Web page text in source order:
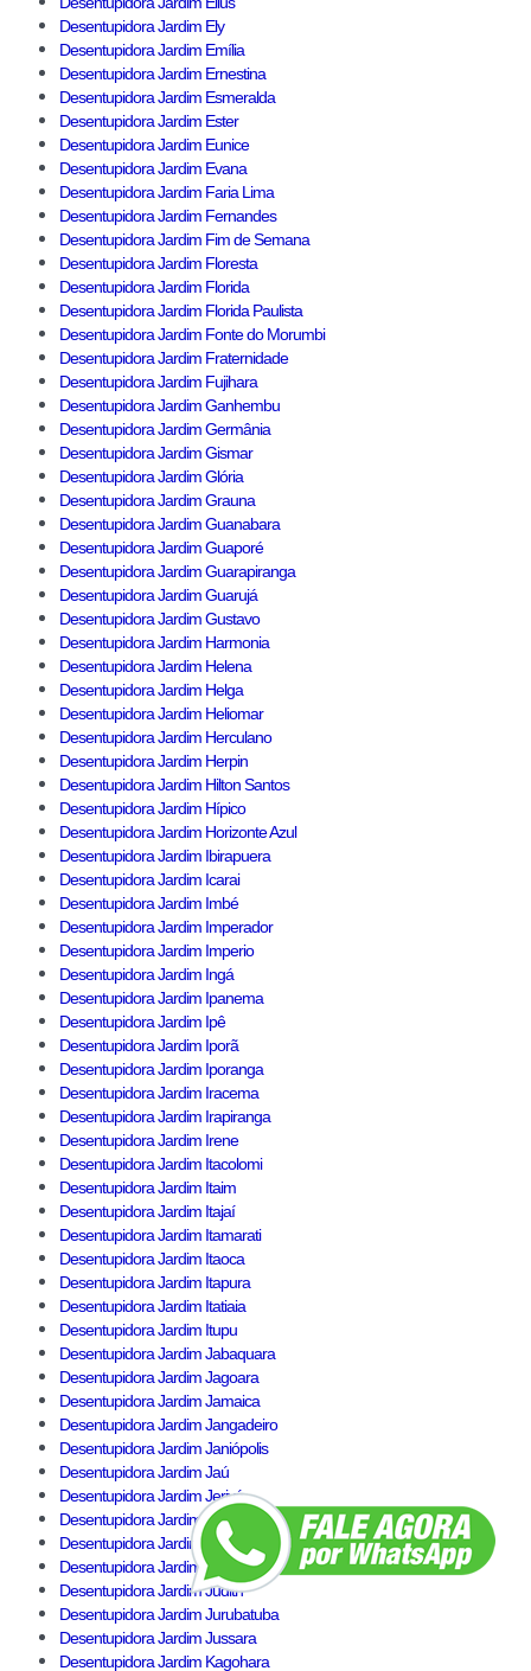
Desentupidora Jardim Ely
Desentupidora Jardim Emília
Desentupidora Jardim Ernestina
Desentupidora Jardim Esmeralda
Desentupidora Jardim Ester
Desentupidora Jardim Eunice
Desentupidora Jardim Evana
Desentupidora Jardim Faria Lima
Desentupidora Jardim Fernandes
Desentupidora Jardim Fim de Semana
Desentupidora Jardim Floresta
Desentupidora Jardim Florida
Desentupidora Jardim Florida Paulista
Desentupidora Jardim Fonte do Morumbi
Desentupidora Jardim Fraternidade
Desentupidora Jardim Fujihara
Desentupidora Jardim Ganhembu
Desentupidora Jardim Germânia
Desentupidora Jardim Gismar
Desentupidora Jardim Glória
Desentupidora Jardim Grauna
Desentupidora Jardim Guanabara
Desentupidora Jardim Guaporé
Desentupidora Jardim Guarapiranga
Desentupidora Jardim Guarujá
Desentupidora Jardim Gustavo
Desentupidora Jardim Harmonia
Desentupidora Jardim Helena
Desentupidora Jardim Helga
Desentupidora Jardim Heliomar
Desentupidora Jardim Herculano
Desentupidora Jardim Herpin
Desentupidora Jardim Hilton Santos
Desentupidora Jardim Hípico
Desentupidora Jardim Horizonte Azul
Desentupidora Jardim Ibirapuera
Desentupidora Jardim Icarai
Desentupidora Jardim Imbé
Desentupidora Jardim Imperador
Desentupidora Jardim Imperio
Desentupidora Jardim Ingá
Desentupidora Jardim Ipanema
Desentupidora Jardim Ipê
Desentupidora Jardim Iporã
Desentupidora Jardim Iporanga
Desentupidora Jardim Iracema
Desentupidora Jardim Irapiranga
Desentupidora Jardim Irene
Desentupidora Jardim Itacolomi
Desentupidora Jardim Itaim
Desentupidora Jardim Itajaí
Desentupidora Jardim Itamarati
Desentupidora Jardim Itaoca
Desentupidora Jardim Itapura
Desentupidora Jardim Itatiaia
Desentupidora Jardim Itupu
Desentupidora Jardim Jabaquara
Desentupidora Jardim Jagoara
Desentupidora Jardim Jamaica
Desentupidora Jardim Jangadeiro
Desentupidora Jardim Janiópolis
Desentupidora Jardim Jaú
Desentupidora Jardim Jerivá
Desentupidora Jardim Jobar
Desentupidora Jardim Jordanópolis
Desentupidora Jardim Juá
Desentupidora Jardim Judith
Desentupidora Jardim Jurubatuba
Desentupidora Jardim Jussara
Desentupidora Jardim Kagohara